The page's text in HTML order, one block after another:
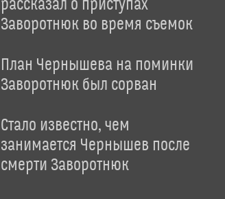
рассказал о приступах
Заворотнюк во время съемок
План Чернышева на поминки
Заворотнюк был сорван
Стало известно, чем
занимается Чернышев после
смерти Заворотнюк